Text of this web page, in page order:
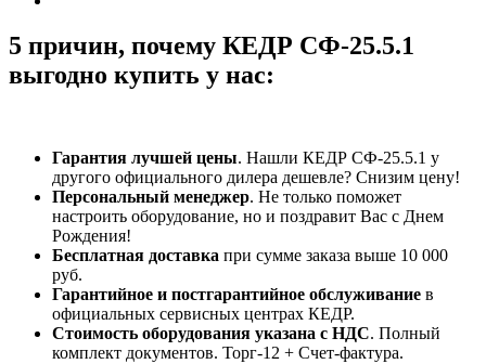
5 причин, почему КЕДР СФ-25.5.1
выгодно купить у нас:
Гарантия лучшей цены. Нашли КЕДР СФ-25.5.1 у
другого официального дилера дешевле? Снизим цену!
Персональный менеджер. Не только поможет
настроить оборудование, но и поздравит Вас с Днем
Рождения!
Бесплатная доставка при сумме заказа выше 10 000
руб.
Гарантийное и постгарантийное обслуживание в
официальных сервисных центрах КЕДР.
Стоимость оборудования указана с НДС. Полный
комплект документов. Торг-12 + Счет-фактура.​